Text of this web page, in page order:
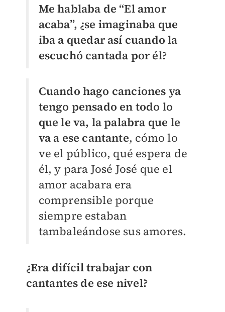
Me hablaba de “El amor
acaba”, ¿se imaginaba que
iba a quedar así cuando la
escuchó cantada por él?
Cuando hago canciones ya
tengo pensado en todo lo
que le va, la palabra que le
va a ese cantante, cómo lo
ve el público, qué espera de
él, y para José José que el
amor acabara era
comprensible porque
siempre estaban
tambaleándose sus amores.
¿Era difícil trabajar con
cantantes de ese nivel?